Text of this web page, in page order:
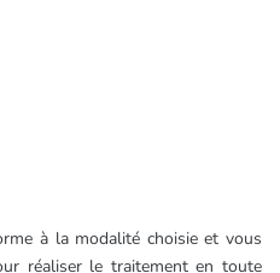
à la modalité choisie et vous
réaliser le traitement en toute